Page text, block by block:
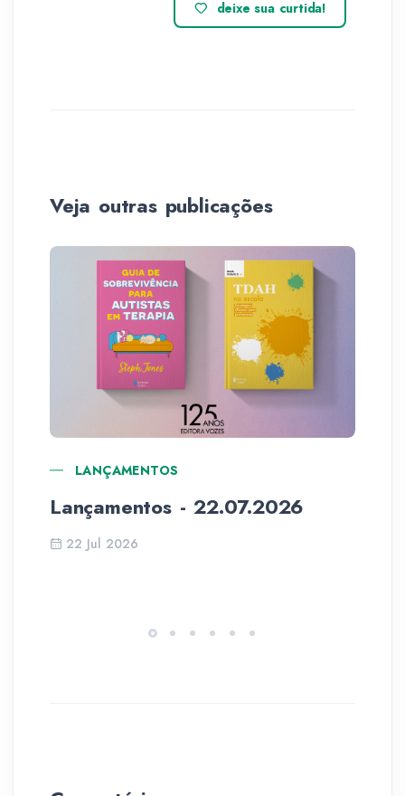
deixe sua curtida!
Veja outras publicações
LANÇAMENTOS
Lançamentos - 22.07.2026
22 Jul 2026